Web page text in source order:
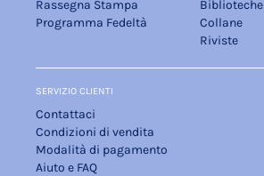
Rassegna Stampa
Programma Fedeltà
Biblioteche
Collane
Riviste
SERVIZIO CLIENTI
Contattaci
Condizioni di vendita
Modalità di pagamento
Aiuto e FAQ